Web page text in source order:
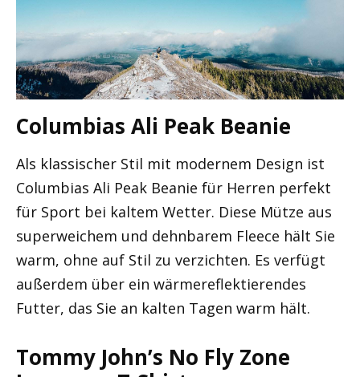
Columbias Ali Peak Beanie
Als klassischer Stil mit modernem Design ist
Columbias Ali Peak Beanie für Herren perfekt
für Sport bei kaltem Wetter. Diese Mütze aus
superweichem und dehnbarem Fleece hält Sie
warm, ohne auf Stil zu verzichten. Es verfügt
außerdem über ein wärmereflektierendes
Futter, das Sie an kalten Tagen warm hält.
Tommy John’s No Fly Zone